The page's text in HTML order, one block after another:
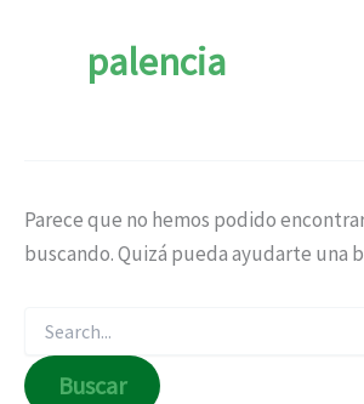
palencia
Parece que no hemos podido
buscando. Quizá pueda ayudarte una